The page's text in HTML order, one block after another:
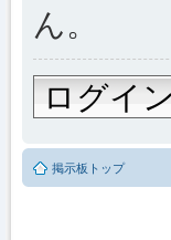
ん。
ログイ
掲示板トップ